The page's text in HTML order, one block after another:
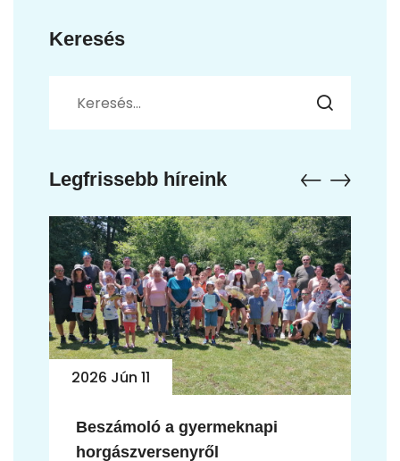
Keresés
Legfrissebb híreink
gyermeknapi
2026 Jún 10
Jubileumi